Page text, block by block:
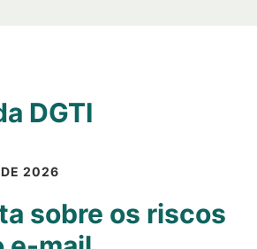
DGTI
DE 2026
sobre os riscos